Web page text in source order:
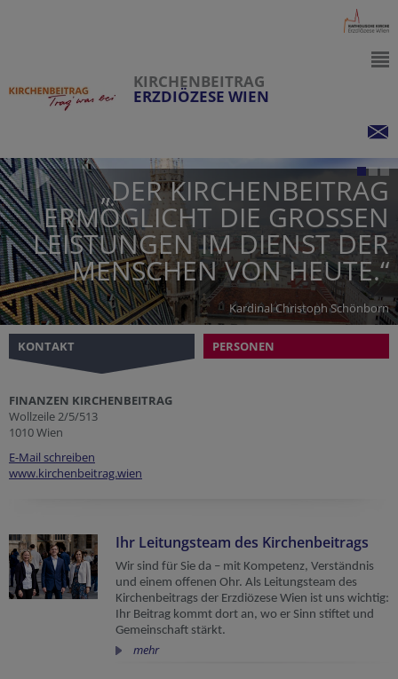
KIRCHENBEITRAG
ERZDIÖZESE WIEN
„DER KIRCHENBEITRAG
ERMÖGLICHT DIE GROSSEN L
EISTUNGEN IM DIENST DER M
ENSCHEN VON HEUTE.“
Kardinal Christoph Schönborn
KONTAKT PERSONEN
FINANZEN KIRCHENBEITRAG
Wollzeile 2/5/513
1010 Wien
E-Mail schreiben
www.kirchenbeitrag.wien
Ihr Leitungsteam des Kirchenbeitrags
Wir sind für Sie da – mit Kompetenz, Verständnis
und einem offenen Ohr. Als Leitungsteam des
Kirchenbeitrags der Erzdiözese Wien ist uns wichtig:
Ihr Beitrag kommt dort an, wo er Sinn stiftet und
Gemeinschaft stärkt.
mehr